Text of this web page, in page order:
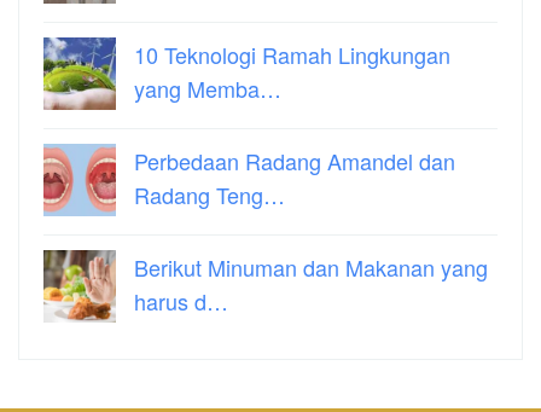
10 Teknologi Ramah Lingkungan
yang Memba…
Perbedaan Radang Amandel dan
Radang Teng…
Berikut Minuman dan Makanan yang
harus d…